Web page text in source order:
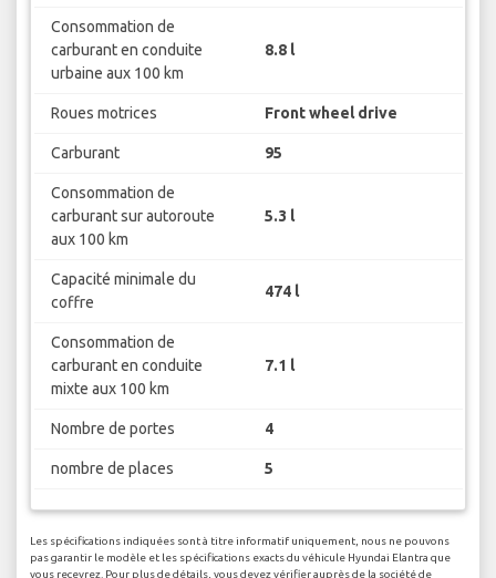
Consommation de
carburant en conduite
urbaine aux 100 km
8.8 l
Roues motrices Front wheel drive
Carburant 95
Consommation de
carburant sur autoroute
aux 100 km
5.3 l
Capacité minimale du
coffre
474 l
Consommation de
carburant en conduite
mixte aux 100 km
7.1 l
Nombre de portes 4
nombre de places 5
Les spécifications indiquées sont à titre informatif uniquement, nous ne pouvons
pas garantir le modèle et les spécifications exacts du véhicule Hyundai Elantra que
vous recevrez. Pour plus de détails, vous devez vérifier auprès de la société de